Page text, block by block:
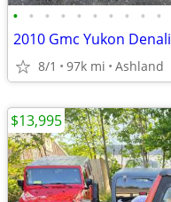
• • • • • • • • • •
2010 Gmc Yukon Denali
8/1 97k mi Ashland
$13,995